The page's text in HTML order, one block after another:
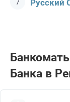
Русский
Банка в